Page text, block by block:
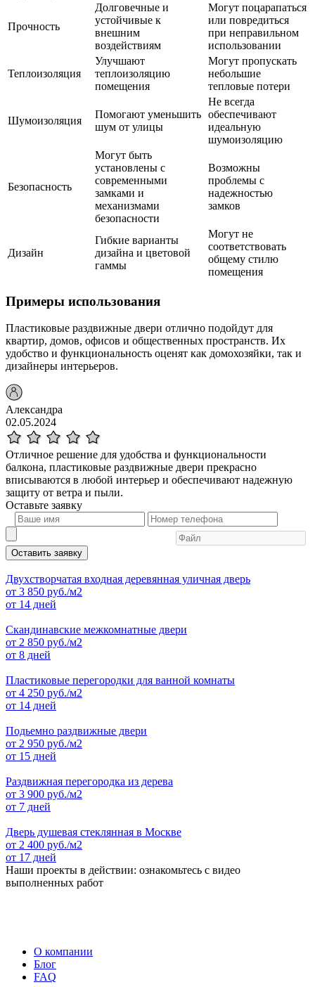
Прочность
Долговечные и
устойчивые к
внешним
воздействиям
Могут поцарапаться
или повредиться
при неправильном
использовании
Теплоизоляция
Улучшают
теплоизоляцию
помещения
Могут пропускать
небольшие
тепловые потери
Шумоизоляция
Помогают уменьшить
шум от улицы
Не всегда
обеспечивают
идеальную
шумоизоляцию
Безопасность
Могут быть
установлены с
современными
замками и
механизмами
безопасности
Возможны
проблемы с
надежностью
замков
Дизайн
Гибкие варианты
дизайна и цветовой
гаммы
Могут не
соответствовать
общему стилю
помещения
Примеры использования
Пластиковые раздвижные двери отлично подойдут для
квартир, домов, офисов и общественных пространств. Их
удобство и функциональность оценят как домохозяйки, так и
дизайнеры интерьеров.
Александра
02.05.2024
Отличное решение для удобства и функциональности
балкона, пластиковые раздвижные двери прекрасно
вписываются в любой интерьер и обеспечивают надежную
защиту от ветра и пыли.
Оставьте заявку
Оставить заявку
Двухстворчатая входная деревянная уличная дверь
от 3 850 руб./м2
от 14 дней
Скандинавские межкомнатные двери
от 2 850 руб./м2
от 8 дней
Пластиковые перегородки для ванной комнаты
от 4 250 руб./м2
от 14 дней
Подьемно раздвижные двери
от 2 950 руб./м2
от 15 дней
Раздвижная перегородка из дерева
от 3 900 руб./м2
от 7 дней
Дверь душевая стеклянная в Москве
от 2 400 руб./м2
от 17 дней
Наши проекты в действии: ознакомьтесь с видео
выполненных работ
О компании
Блог
FAQ